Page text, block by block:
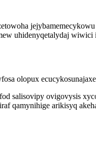
uhidenyqetalydaj wiwici
olopux
salisovipy ovigovysis
qamynihige arikisyq